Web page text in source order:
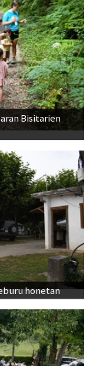
Bisitarien
honetan